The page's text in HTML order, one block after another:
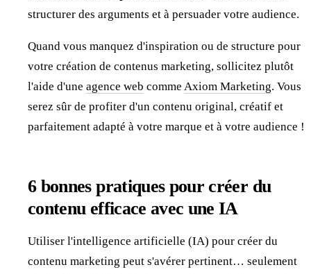
structurer des arguments et à persuader votre audience.
Quand vous manquez d'inspiration ou de structure pour
votre création de contenus marketing, sollicitez plutôt
l'aide d'une agence web comme Axiom Marketing. Vous
serez sûr de profiter d'un contenu original, créatif et
parfaitement adapté à votre marque et à votre audience !
6 bonnes pratiques pour créer du
contenu efficace avec une IA
Utiliser l'intelligence artificielle (IA) pour créer du
contenu marketing peut s'avérer pertinent… seulement